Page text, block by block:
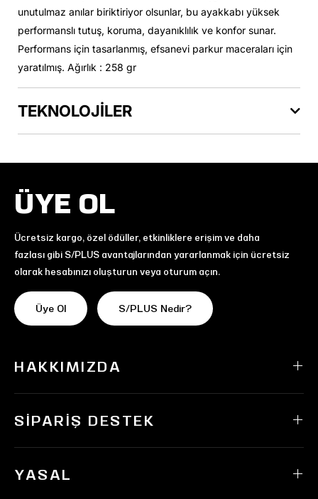
unutulmaz anılar biriktiriyor olsunlar, bu ayakkabı yüksek
performanslı tutuş, koruma, dayanıklılık ve konfor sunar.
Performans için tasarlanmış, efsanevi parkur maceraları için
yaratılmış. Ağırlık : 258 gr
TEKNOLOJİLER
ÜYE OL
Ücretsiz kargo, özel ödüller, etkinliklere erişim ve daha
fazlası gibi S/PLUS avantajlarından yararlanmak için ücretsiz
olarak hesabınızı oluşturun veya oturum açın.
Üye Ol S/PLUS Nedir?
HAKKIMIZDA
SIPARIŞ DESTEK
YASAL